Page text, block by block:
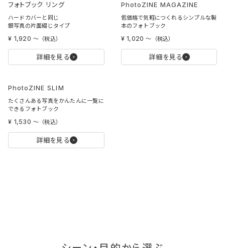
フォトブック リング
ハードカバーと同じ
銀写真の片面綴じタイプ
¥ 1,920 〜 （税込）
詳細を見る
PhotoZINE MAGAZINE
低価格で気軽につくれるシンプルな製
本のフォトブック
¥ 1,020 〜 （税込）
詳細を見る
PhotoZINE SLIM
たくさんある写真をかんたんに一覧に
できるフォトブック
¥ 1,530 〜 （税込）
詳細を見る